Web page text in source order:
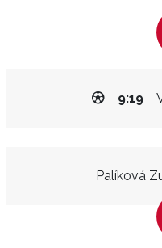
9:19
Palíková